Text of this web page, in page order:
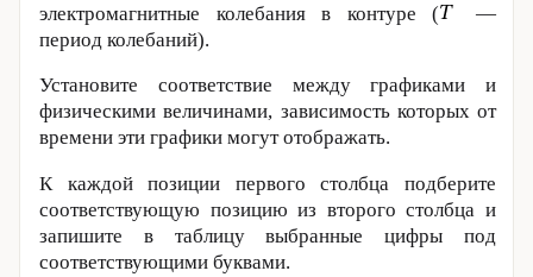
электромагнитные колебания в контуре (
—
период колебаний).
Установите соответствие между графиками и
физическими величинами, зависимость которых от
времени эти графики могут отображать.
К каждой позиции первого столбца подберите
соответствующую позицию из второго столбца и
запишите в таблицу выбранные цифры под
соответствующими буквами.